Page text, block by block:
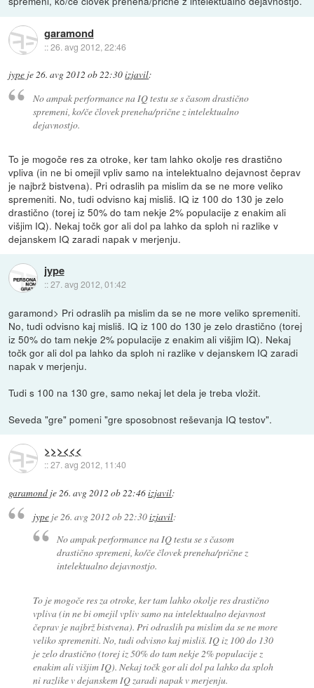
garamond
::26. avg 2012, 22:46
jype je26. avg 2012 ob 22:30izjavil:
No ampak performance na IQ testu se s časom drastično
spremeni, ko/če človek preneha/prične z intelektualno
dejavnostjo.
To je mogoče res za otroke, ker tam lahko okolje res drastično
vpliva (in ne bi omejil vpliv samo na intelektualno dejavnost čeprav
je najbrž bistvena). Pri odraslih pa mislim da se ne more veliko
spremeniti. No, tudi odvisno kaj misliš. IQ iz 100 do 130 je zelo
drastično (torej iz 50% do tam nekje 2% populacije z enakim ali
višjim IQ). Nekaj točk gor ali dol pa lahko da sploh ni razlike v
dejanskem IQ zaradi napak v merjenju.
jype
::27. avg 2012, 01:42
garamond> Pri odraslih pa mislim da se ne more veliko spremeniti.
No, tudi odvisno kaj misliš. IQ iz 100 do 130 je zelo drastično (torej
iz 50% do tam nekje 2% populacije z enakim ali višjim IQ). Nekaj
točk gor ali dol pa lahko da sploh ni razlike v dejanskem IQ zaradi
napak v merjenju.
Tudi s 100 na 130 gre, samo nekaj let dela je treba vložit.
Seveda "gre" pomeni "gre sposobnost reševanja IQ testov".
>>><<<
::27. avg 2012, 11:40
garamond je26. avg 2012 ob 22:46izjavil:
jypeje 26. avg 2012 ob 22:30izjavil:
No ampak performance na IQ testu se s časom
drastično spremeni, ko/če človek preneha/prične z
intelektualno dejavnostjo.
To je mogoče res za otroke, ker tam lahko okolje res drastično
vpliva (in ne bi omejil vpliv samo na intelektualno dejavnost
čeprav je najbrž bistvena). Pri odraslih pa mislim da se ne more
veliko spremeniti. No, tudi odvisno kaj misliš. IQ iz 100 do 130
je zelo drastično (torej iz 50% do tam nekje 2% populacije z
enakim ali višjim IQ). Nekaj točk gor ali dol pa lahko da sploh
ni razlike v dejanskem IQ zaradi napak v merjenju.